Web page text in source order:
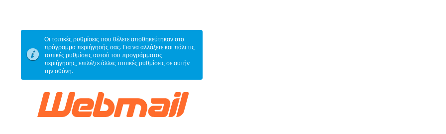
Οι τοπικές ρυθμίσεις που θέλετε αποθηκεύτηκαν στο
πρόγραμμα περιήγησής σας. Για να αλλάξετε και πάλι τις
τοπικές ρυθμίσεις αυτού του προγράμματος
περιήγησης, επιλέξτε άλλες τοπικές ρυθμίσεις σε αυτήν
την οθόνη.